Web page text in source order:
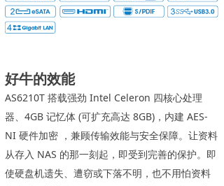
好牛的效能
AS6210T 搭载强劲 Intel Celeron 四核心处理
器、4GB 记忆体 (可扩充高达 8GB)，内建 AES-
NI 硬件加密 ，兼顾传输效能与安全保障。让资料
从存入 NAS 的那一刻起，即受到完善的保护。即
使硬盘机遗失、遭窃或下落不明，也不用怕资料